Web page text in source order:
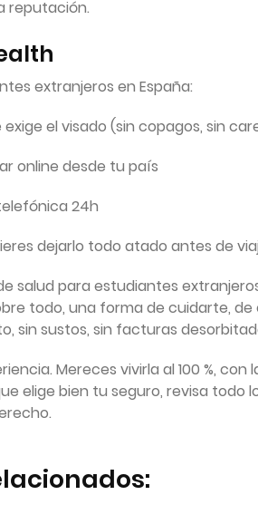
reputación.
extranjeros en España:
el visado (sin copagos, sin
online desde tu país
24h
dejarlo todo atado antes de
salud para estudiantes
todo, una forma de cuidarte,
sin sustos, sin facturas
Mereces vivirla al 100 %,
elige bien tu seguro, revisa todo